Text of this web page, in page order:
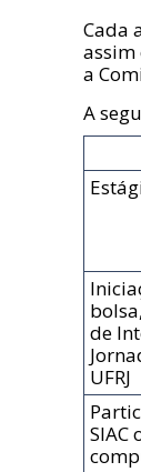
Cada
assim
a
A
de
UFRJ
SIAC